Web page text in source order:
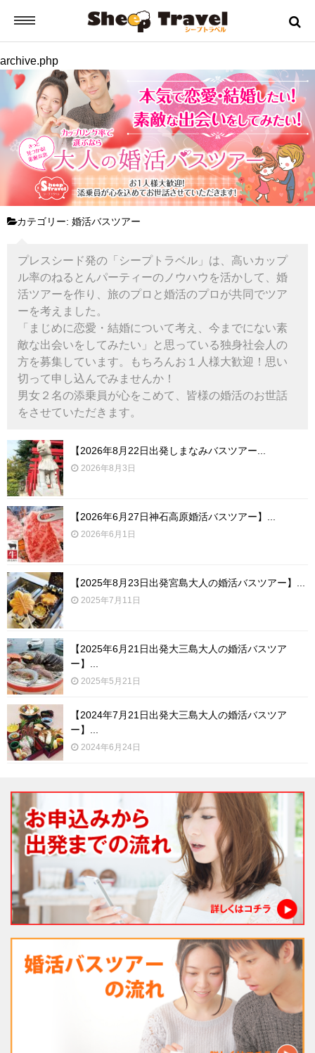
シープトラベルとは？
ご挨拶
お申込みから出発までの流れ
バスツアーの流れ
ツアーのご案内
法人様向け社員旅行
婚活バスツアー
経営者様向け がん検診旅行
一般向けバスツアー
親子社会体験ツアー
現在募集中!!
お問合せ
archive.php
カテゴリー: 婚活バスツアー
プレスシード発の「シープトラベル」は、高いカップ
ル率のねるとんパーティーのノウハウを活かして、婚
活ツアーを作り、旅のプロと婚活のプロが共同でツア
ーを考えました。
「まじめに恋愛・結婚について考え、今までにない素
敵な出会いをしてみたい」と思っている独身社会人の
方を募集しています。もちろんお１人様大歓迎！思い
切って申し込んでみませんか！
男女２名の添乗員が心をこめて、皆様の婚活のお世話
をさせていただきます。
【2026年8月22日出発しまなみバスツアー...
2026年8月3日
【2026年6月27日神石高原婚活バスツアー】...
2026年6月1日
【2025年8月23日出発宮島大人の婚活バスツアー】...
2025年7月11日
【2025年6月21日出発大三島大人の婚活バスツア
ー】...
2025年5月21日
【2024年7月21日出発大三島大人の婚活バスツア
ー】...
2024年6月24日